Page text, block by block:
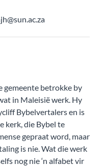
gemeente betrokke by
in Maleisië werk. Hy
Bybelvertalers en is
kerk, die Bybel te
gepraat word, maar
is nie. Wat die werk
nog nie ‘n alfabet vir